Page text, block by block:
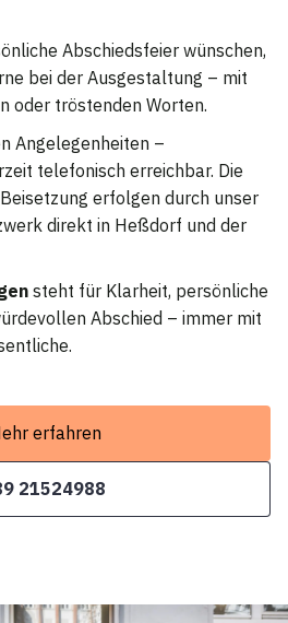
Abschiedsfeier wünschen,
bei der Ausgestaltung – mit
oder tröstenden Worten.
Angelegenheiten –
telefonisch erreichbar. Die
erfolgen durch unser
direkt in Heßdorf und der
steht für Klarheit, persönliche
Abschied – immer mit
erfahren
21524988